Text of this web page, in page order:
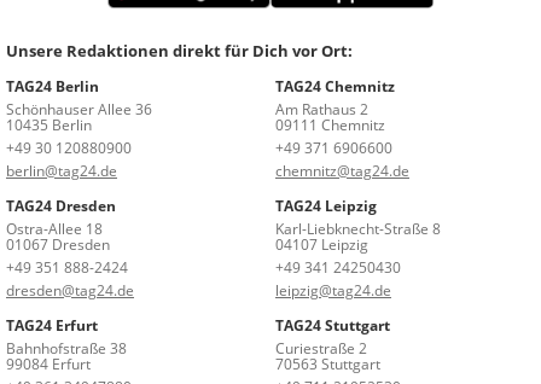
Unsere Redaktionen direkt für Dich vor Ort:
TAG24 Berlin
Schönhauser Allee 36
10435 Berlin
+49 30 120880900
berlin@tag24.de
TAG24 Chemnitz
Am Rathaus 2
09111 Chemnitz
+49 371 6906600
chemnitz@tag24.de
TAG24 Dresden
Ostra-Allee 18
01067 Dresden
+49 351 888-2424
dresden@tag24.de
TAG24 Leipzig
Karl-Liebknecht-Straße 8
04107 Leipzig
+49 341 24250430
leipzig@tag24.de
TAG24 Erfurt
Bahnhofstraße 38
99084 Erfurt
TAG24 Stuttgart
Curiestraße 2
70563 Stuttgart